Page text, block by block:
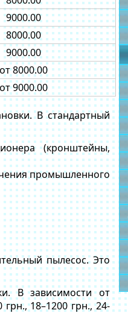
9000.00
8000.00
9000.00
от 8000.00
от 9000.00
В стандартный
(кронштейны,
промышленного
пылесос. Это
В зависимости от
18–1200 грн., 24-